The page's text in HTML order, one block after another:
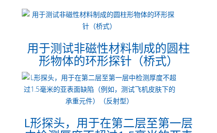
用于测试非磁性材料制成的圆柱
形物体的环形探针（桥式）
L形探头，用于在第二层至第一层